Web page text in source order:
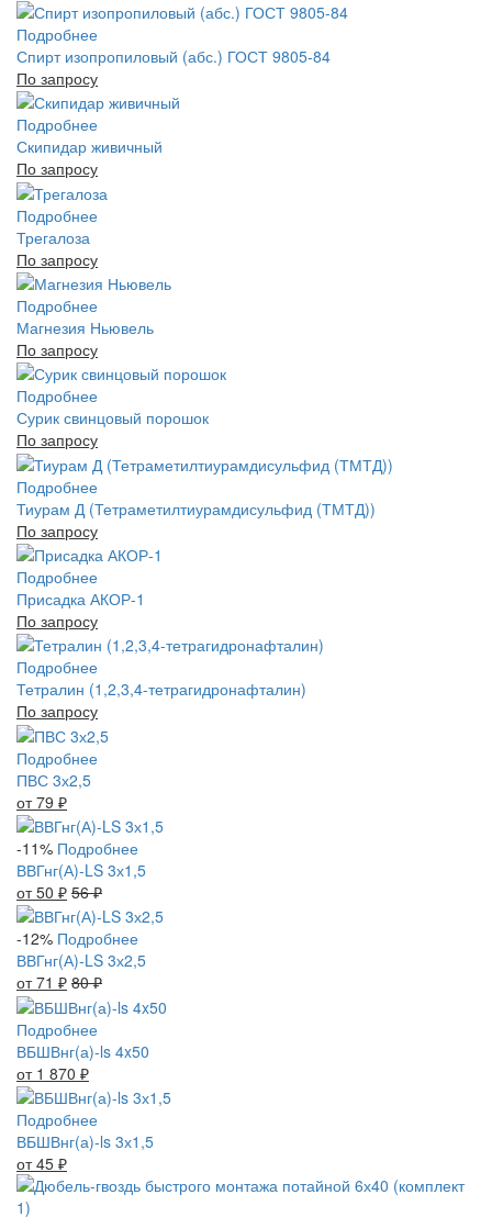
Подробнее
Спирт изопропиловый (абс.) ГОСТ 9805-84
По запросу
Подробнее
Скипидар живичный
По запросу
Подробнее
Трегалоза
По запросу
Подробнее
Магнезия Ньювель
По запросу
Подробнее
Сурик свинцовый порошок
По запросу
Подробнее
Тиурам Д (Тетраметилтиурамдисульфид (ТМТД))
По запросу
Подробнее
Присадка АКОР-1
По запросу
Подробнее
Тетралин (1,2,3,4-тетрагидронафталин)
По запросу
Подробнее
ПВС 3х2,5
от 79 ₽
-11% Подробнее
ВВГнг(А)-LS 3х1,5
от 50 ₽ 56₽
-12% Подробнее
ВВГнг(А)-LS 3х2,5
от 71 ₽ 80₽
Подробнее
ВБШВнг(а)-ls 4x50
от 1 870 ₽
Подробнее
ВБШВнг(а)-ls 3х1,5
от 45 ₽